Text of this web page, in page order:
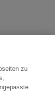
zu